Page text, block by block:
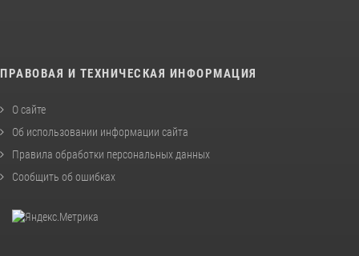
ПРАВОВАЯ И ТЕХНИЧЕСКАЯ ИНФОРМАЦИЯ
О сайте
Об использовании информации сайта
Правила обработки персональных данных
Сообщить об ошибках